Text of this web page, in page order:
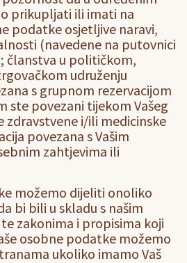
prikupljati ili imati na
podatke osjetljive naravi,
(navedene na putovnici
članstva u političkom,
udruženju
s grupnom rezervacijom
ste povezani tijekom Vašeg
zdravstvene i/ili medicinske
povezana s Vašim
zahtjevima ili
možemo dijeliti onoliko
bi bili u skladu s našim
zakonima i propisima koji
osobne podatke možemo
ukoliko imamo Vaš